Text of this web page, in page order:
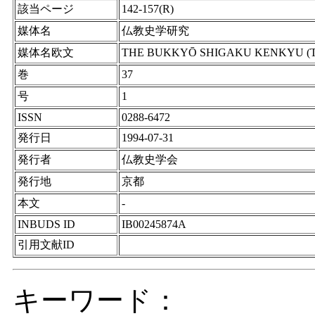
該当ページ
142-157(R)
媒体名
仏教史学研究
媒体名欧文
THE BUKKYŌ SHIGAKU KENKYU
巻
37
号
1
ISSN
0288-6472
発行日
1994-07-31
発行者
仏教史学会
発行地
京都
本文
-
INBUDS ID
IB00245874A
引用文献ID
キーワード：